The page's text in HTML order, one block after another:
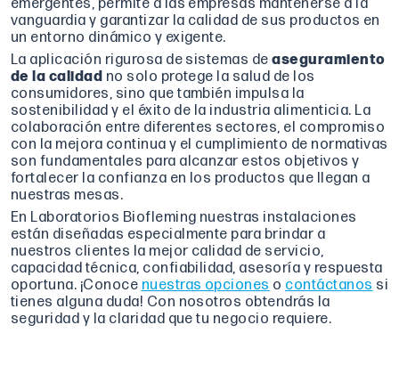
emergentes, permite a las empresas mantenerse a la
vanguardia y garantizar la calidad de sus productos en
un entorno dinámico y exigente.
La aplicación rigurosa de sistemas deaseguramiento
de la calidad no solo protege la salud de los
consumidores, sino que también impulsa la
sostenibilidad y el éxito de la industria alimenticia. La
colaboración entre diferentes sectores, el compromiso
con la mejora continua y el cumplimiento de normativas
son fundamentales para alcanzar estos objetivos y
fortalecer la confianza en los productos que llegan a
nuestras mesas.
En Laboratorios Biofleming nuestras instalaciones
están diseñadas especialmente para brindar a
nuestros clientes la mejor calidad de servicio,
capacidad técnica, confiabilidad, asesoría y respuesta
oportuna. ¡Conoce nuestras opciones o contáctanos si
tienes alguna duda! Con nosotros obtendrás la
seguridad y la claridad que tu negocio requiere.